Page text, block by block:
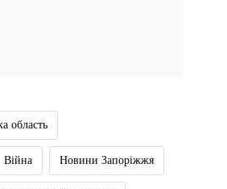
область
Війна Новини Запоріжжя